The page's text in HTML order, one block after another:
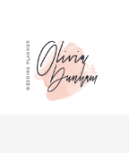
contenido